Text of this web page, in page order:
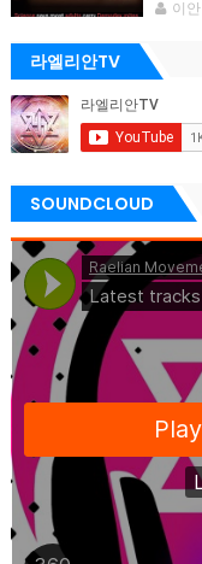
이안
라엘리안TV
SOUNDCLOUD